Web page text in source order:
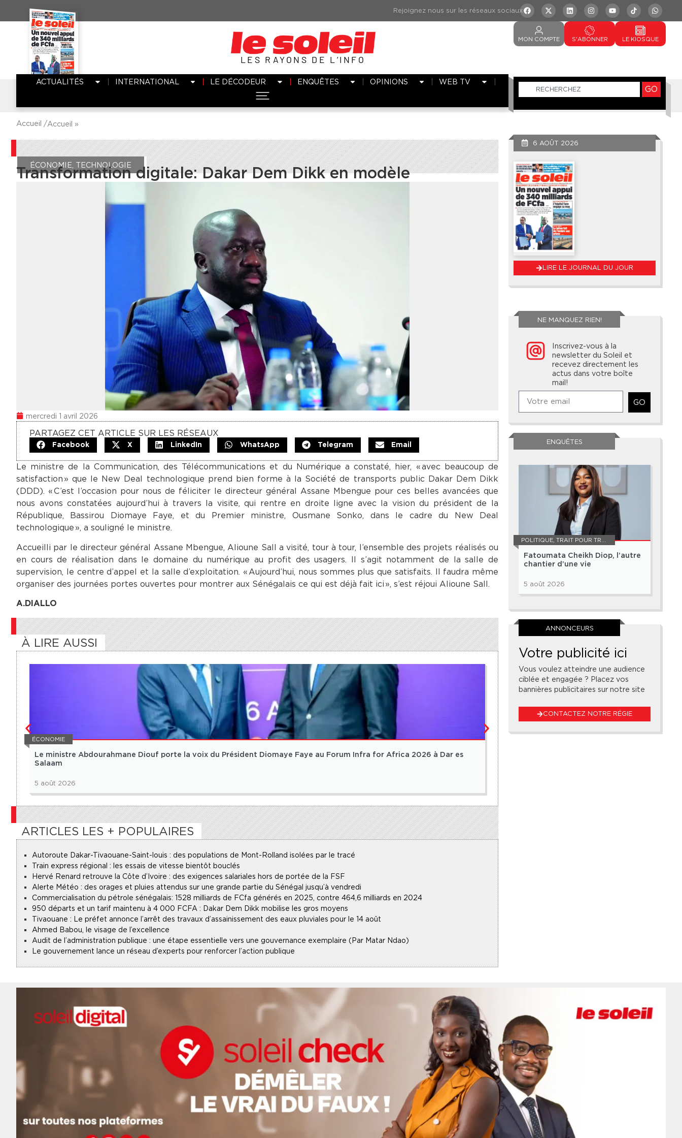
LES RAYONS DE L’INFO
MON COMPTE S'ABONNER LE KIOSQUE
ACTUALITÉS INTERNATIONAL LE DÉCODEUR ENQUÊTES OPINIONS WEB TV
GO
Accueil /Accueil »
ÉCONOMIE TECHNOLOGIE
Transformation digitale: Dakar Dem Dikk en modèle
mercredi 1 avril 2026
PARTAGEZ CET ARTICLE SUR LES RÉSEAUX
Facebook X LinkedIn WhatsApp Telegram Email
Le ministre de la Communication, des Télécommunications et du Numérique a constaté, hier, « avec beaucoup de
satisfaction » que le New Deal technologique prend bien forme à la Société de transports public Dakar Dem Dikk
(DDD). « C’est l’occasion pour nous de féliciter le directeur général Assane Mbengue pour ces belles avancées que
nous avons constatées aujourd’hui à travers la visite, qui rentre en droite ligne avec la vision du président de la
République, Bassirou Diomaye Faye, et du Premier ministre, Ousmane Sonko, dans le cadre du New Deal
technologique », a souligné le ministre.
Accueilli par le directeur général Assane Mbengue, Alioune Sall a visité, tour à tour, l’ensemble des projets réalisés ou
en cours de réalisation dans le domaine du numérique au profit des usagers. Il s’agit notamment de la salle de
supervision, le centre d’appel et la salle d’exploitation. « Aujourd’hui, nous sommes plus que satisfaits. Il faudra même
organiser des journées portes ouvertes pour montrer aux Sénégalais ce qui est déjà fait ici », s’est réjoui Alioune Sall.
A.DIALLO
À LIRE AUSSI
ÉCONOMIE
Le ministre Abdourahmane Diouf porte la voix du Président Diomaye Faye au Forum Infra for Africa 2026 à Dar es
Salaam
5 août 2026
ÉCONOMIE
ARTICLES LES + POPULAIRES
Autoroute Dakar-Tivaouane-Saint-louis : des populations de Mont-Rolland isolées par le tracé
Train express régional : les essais de vitesse bientôt bouclés
Hervé Renard retrouve la Côte d’Ivoire : des exigences salariales hors de portée de la FSF
Alerte Météo : des orages et pluies attendus sur une grande partie du Sénégal jusqu’à vendredi
Commercialisation du pétrole sénégalais : 1528 milliards de FCfa générés en 2025, contre 464,6 milliards en 2024
950 départs et un tarif maintenu à 4 000 FCFA : Dakar Dem Dikk mobilise les gros moyens
Tivaouane : Le préfet annonce l’arrêt des travaux d’assainissement des eaux pluviales pour le 14 août
Ahmed Babou, le visage de l’excellence
Audit de l’administration publique : une étape essentielle vers une gouvernance exemplaire (Par Matar Ndao)
Le gouvernement lance un réseau d’experts pour renforcer l’action publique
6 AOÛT 2026
LIRE LE JOURNAL DU JOUR
NE MANQUEZ RIEN!
Inscrivez-vous à la
newsletter du Soleil et
recevez directement les
actus dans votre boîte
mail!
GO
ENQUÊTES
POLITIQUE, TRAIT POUR TRAIT
Fatoumata Cheikh Diop, l’autre
chantier d’une vie
5 août 2026
ANNONCEURS
Votre publicité ici
Vous voulez atteindre une audience
ciblée et engagée ? Placez vos
bannières publicitaires sur notre site
CONTACTEZ NOTRE RÉGIE